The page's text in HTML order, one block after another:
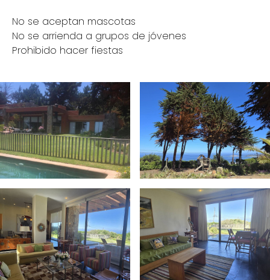
No se aceptan mascotas
No se arrienda a grupos de jóvenes
Prohibido hacer fiestas